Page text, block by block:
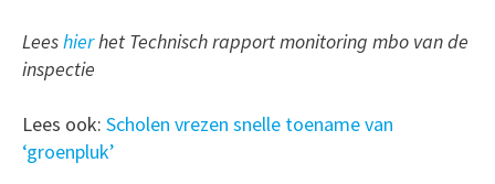
Leeshierhet Technisch rapport monitoring mbo van de
inspectie
Lees ook: Scholen vrezen snelle toename van
‘groenpluk’